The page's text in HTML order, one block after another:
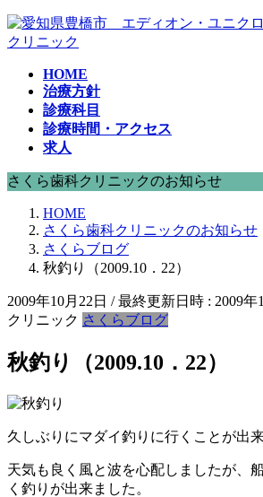
コ
ン
ッ
プ
ナ
ビ
移
動
HOME
治療方針
診療科目
診療時間・アクセス
求人
さくら歯科クリニックのお知らせ
HOME
さくら歯科クリニックのお知らせ
さくらブログ
秋釣り（2009.10．22）
2009年10月22日 / 最終更新日時 : 2009年
クリニック さくらブログ
秋釣り（2009.10．22）
久しぶりにマダイ釣りに行くことが出来
天気も良く風と波を心配しましたが、
く釣りが出来ました。